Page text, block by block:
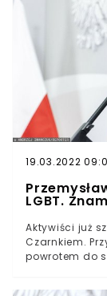
pozostawał
19.03.2022
LGBT.
Aktywiści już
Czarnkiem.
powrotem do